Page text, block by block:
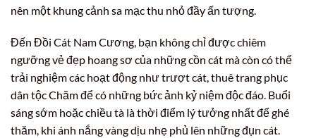
nên một khung cảnh sa mạc thu nhỏ đầy ấn tượng.
Đến Đồi Cát Nam Cương, bạn không chỉ được chiêm
ngưỡng vẻ đẹp hoang sơ của những cồn cát mà còn có thể
trải nghiệm các hoạt động như trượt cát, thuê trang phục
dân tộc Chăm để có những bức ảnh kỷ niệm độc đáo. Buổi
sáng sớm hoặc chiều tà là thời điểm lý tưởng nhất để ghé
thăm, khi ánh nắng vàng dịu nhẹ phủ lên những đụn cát.